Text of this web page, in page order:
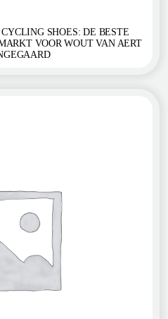
SHOES: DE BESTE
VOOR WOUT VAN AERT